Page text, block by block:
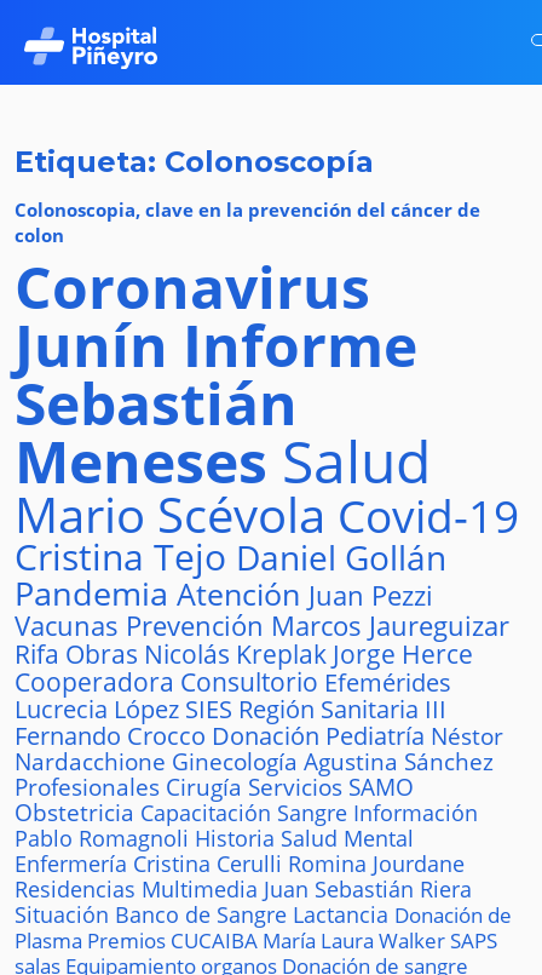
Etiqueta: Colonoscopía
Colonoscopia, clave en la prevención del cáncer de
colon
Coronavirus
Junín Informe
Sebastián
Meneses Salud
Mario Scévola Covid-19
Cristina Tejo Daniel Gollán
Pandemia Atención Juan Pezzi
Vacunas Prevención Marcos Jaureguizar
Rifa Obras Nicolás Kreplak Jorge Herce
Cooperadora Consultorio Efemérides
Lucrecia López SIES Región Sanitaria III
Fernando Crocco Donación Pediatría Néstor
Nardacchione Ginecología Agustina Sánchez
Profesionales Cirugía Servicios SAMO
Obstetricia Capacitación Sangre Información
Pablo Romagnoli Historia Salud Mental
Enfermería Cristina Cerulli Romina Jourdane
Residencias Multimedia Juan Sebastián Riera
Situación Banco de Sangre Lactancia Donación de
Plasma Premios CUCAIBA María Laura WalkerSAPS
salas Equipamiento organos Donación de sangre